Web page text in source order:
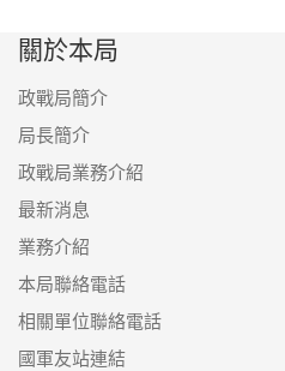
關於本局
政戰局簡介
局長簡介
政戰局業務介紹
最新消息
業務介紹
本局聯絡電話
相關單位聯絡電話
國軍友站連結